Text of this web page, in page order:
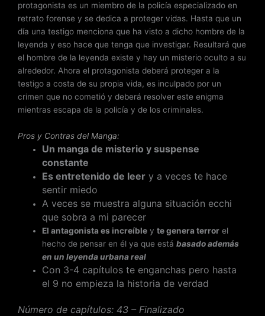
protagonista es un miembro de la policía especializado en
retrato forense y se dedica a proteger vidas. Hasta que un
día una testigo menciona que ha visto a dicho hombre de la
leyenda y eso hace que tenga que investigar. Resultará que
el hombre de la leyenda existe y hay un misterio oculto a su
alrededor. Ahora el protagonista deberá proteger a la
testigo a costa de su propia vida, es inculpado por un
crimen que no cometió y deberá resolver este enigma
mientras escapa de la policía y de los criminales.
Pros y Contras del Manga:
Un manga de misterio y suspense
constante
Es entretenido de leer y a veces te hace
sentir miedo
A veces se muestra alguna situación ecchi
que sobra a mi parecer
El antagonista es increíble yte genera terror el
hecho de pensar en él ya que estábasado además
en un leyenda urbana real
Con 3-4 capítulos te enganchas pero hasta
el 9 no empieza la historia de verdad
Número de capítulos: 43 – Finalizado